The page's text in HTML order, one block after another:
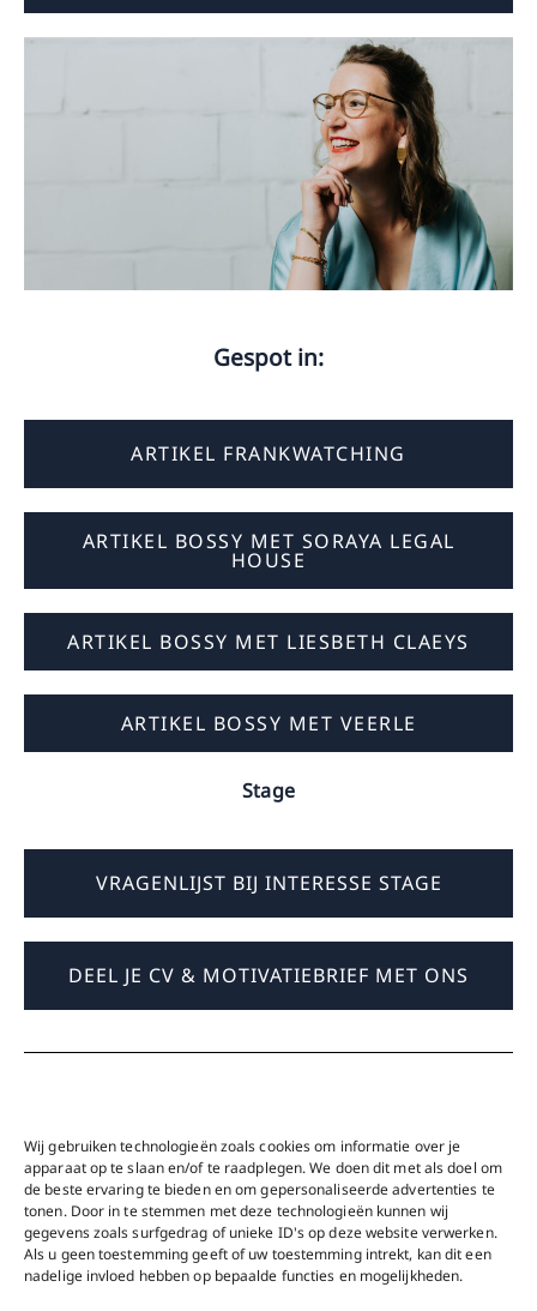
Wij gebruiken technologieën zoals cookies om informatie over je
apparaat op te slaan en/of te raadplegen. We doen dit met als doel om
de beste ervaring te bieden en om gepersonaliseerde advertenties te
tonen. Door in te stemmen met deze technologieën kunnen wij
gegevens zoals surfgedrag of unieke ID's op deze website verwerken.
Als u geen toestemming geeft of uw toestemming intrekt, kan dit een
nadelige invloed hebben op bepaalde functies en mogelijkheden.
Gespot in:
ARTIKEL FRANKWATCHING
ARTIKEL BOSSY MET SORAYA LEGAL
HOUSE
ARTIKEL BOSSY MET LIESBETH CLAEYS
ARTIKEL BOSSY MET VEERLE
Stage
VRAGENLIJST BIJ INTERESSE STAGE
DEEL JE CV & MOTIVATIEBRIEF MET ONS
© 2023 That’s Called Strategy | Alle Rechten
Voorbehouden